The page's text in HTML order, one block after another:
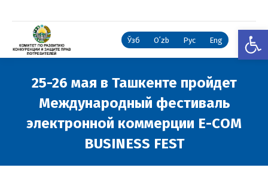
Ўзб Oʻzb Рус Eng
25-26 мая в Ташкенте пройдет
Международный фестиваль
электронной коммерции E-COM
BUSINESS FEST